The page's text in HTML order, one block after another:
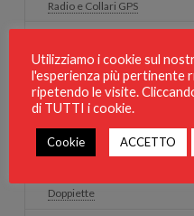
Radio e Collari GPS
Ricarica
Sgabelli e Sedie
Trisacche
Doppiette
Utilizziamo i cookie sul
l'esperienza più pertinente
ripetendo le visite.
di TUTTI i cookie.
Cookie ACCETTO